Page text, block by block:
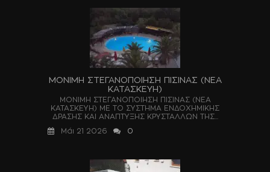
ΜΟΝΙΜΗ ΣΤΕΓΑΝΟΠΟΙΗΣΗ ΠΙΣΙΝΑΣ (ΝΕΑ
ΚΑΤΑΣΚΕΥΗ)
ΜΟΝΙΜΗ ΣΤΕΓΑΝΟΠΟΙΗΣΗ ΠΙΣΙΝΑΣ (ΝΕΑ
ΚΑΤΑΣΚΕΥΗ) ΜΕ ΤΟ ΣΥΣΤΗΜΑ ΕΝΔΟΧΗΜΙΚΗΣ
ΔΡΑΣΗΣ ΚΑΙ ΑΝΑΠΤΥΞΗΣ ΚΡΥΣΤΑΛΛΩΝ ΤΗΣ...
Μάι 21 2026
0